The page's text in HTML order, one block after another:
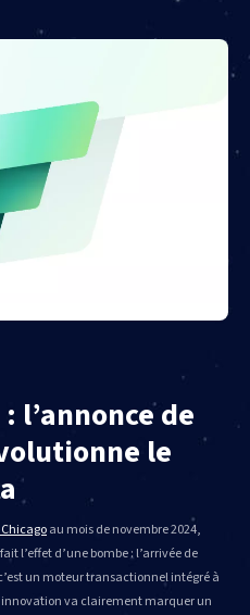
l’annonce de
le
au mois de novembre 2024,
l’effet d’une bombe : l’arrivée de
un moteur transactionnel intégré à
innovation va clairement marquer un